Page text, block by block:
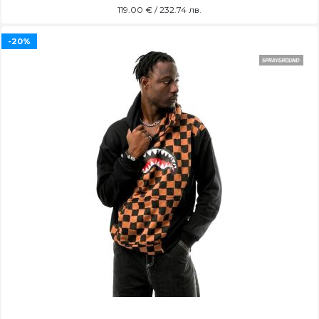
119.00 € / 232.74 лв.
-20%